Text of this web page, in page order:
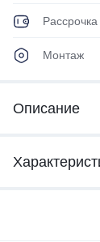
Монтаж
Описание